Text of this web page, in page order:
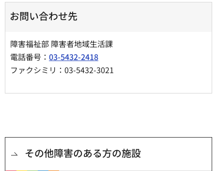
お問い合わせ先
障害福祉部 障害者地域生活課
電話番号： 03-5432-2418
ファクシミリ：03-5432-3021
その他障害のある方の施設